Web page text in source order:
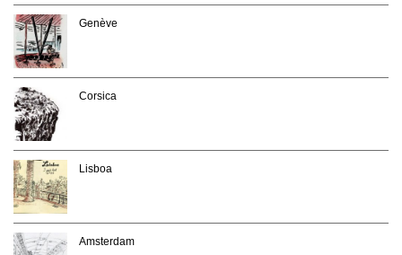
Genève
Corsica
Lisboa
Amsterdam